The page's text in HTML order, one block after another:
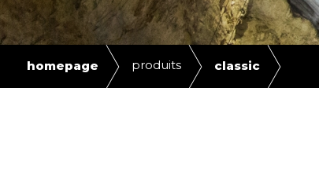
homepage produits classic